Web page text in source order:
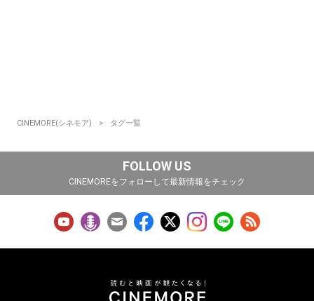
CINEMORE(シネモア) タグ一覧
FOLLOW US
CINEMOREをフォローして最新情報をチェック